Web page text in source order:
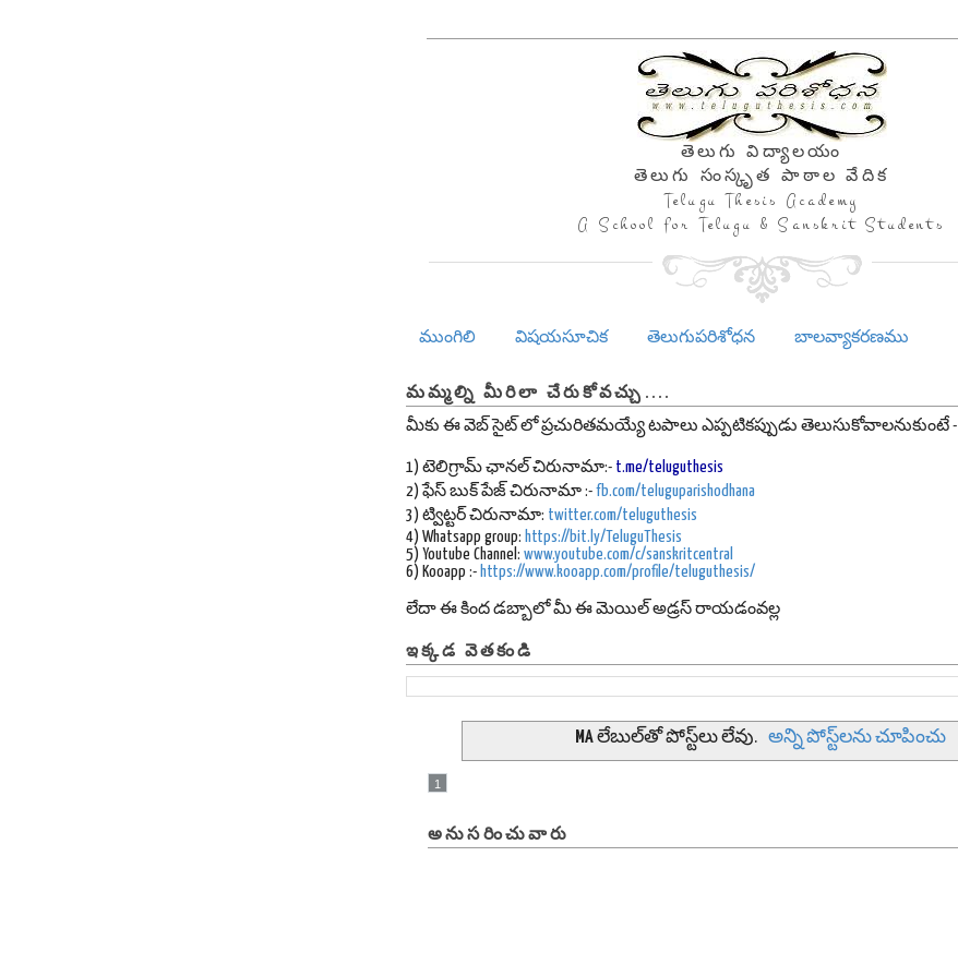
తెలుగు విద్యాలయం
తెలుగు సంస్కృత పాఠాల వేదిక
Telugu Thesis Academy
A School for Telugu & Sanskrit Students
ముంగిలి విషయసూచిక తెలుగుపరిశోధన బాలవ్యాకరణము
మమ్మల్ని మీరిలా చేరుకోవచ్చు....
మీకు ఈ వెబ్ సైట్ లో ప్రచురితమయ్యే టపాలు ఎప్పటికప్పుడు తెలుసుకోవాలనుకుంటే -
1) టెలిగ్రామ్ ఛానల్ చిరునామా:- t.me/teluguthesis
2) ఫేస్ బుక్ పేజ్ చిరునామా :- fb.com/teluguparishodhana
3) ట్విట్టర్ చిరునామా: twitter.com/teluguthesis
4) Whatsapp group: https://bit.ly/TeluguThesis
5) Youtube Channel: www.youtube.com/c/sanskritcentral
6) Kooapp :- https://www.kooapp.com/profile/teluguthesis/
లేదా ఈ కింద డబ్బాలో మీ ఈ మెయిల్ అడ్రస్ రాయడంవల్ల
ఇక్కడ వెతకండి
MAలేబుల్‌తో పోస్ట్‌లు లేవు. అన్ని పోస్ట్‌లను చూపించు
1
అనుసరించువారు